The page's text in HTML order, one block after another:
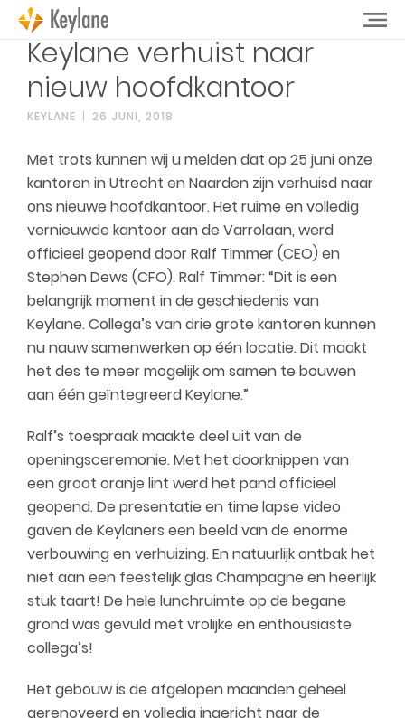
Keylane verhuist naar
nieuw hoofdkantoor
KEYLANE 26 JUNI, 2018
Met trots kunnen wij u melden dat op 25 juni onze
kantoren in Utrecht en Naarden zijn verhuisd naar
ons nieuwe hoofdkantoor. Het ruime en volledig
vernieuwde kantoor aan de Varrolaan, werd
officieel geopend door Ralf Timmer (CEO) en
Stephen Dews (CFO). Ralf Timmer: “Dit is een
belangrijk moment in de geschiedenis van
Keylane. Collega’s van drie grote kantoren kunnen
nu nauw samenwerken op één locatie. Dit maakt
het des te meer mogelijk om samen te bouwen
aan één geïntegreerd Keylane.”
Ralf’s toespraak maakte deel uit van de
openingsceremonie. Met het doorknippen van
een groot oranje lint werd het pand officieel
geopend. De presentatie en time lapse video
gaven de Keylaners een beeld van de enorme
verbouwing en verhuizing. En natuurlijk ontbak het
niet aan een feestelijk glas Champagne en heerlijk
stuk taart! De hele lunchruimte op de begane
grond was gevuld met vrolijke en enthousiaste
collega’s!
Het gebouw is de afgelopen maanden geheel
gerenoveerd en volledig ingericht naar de